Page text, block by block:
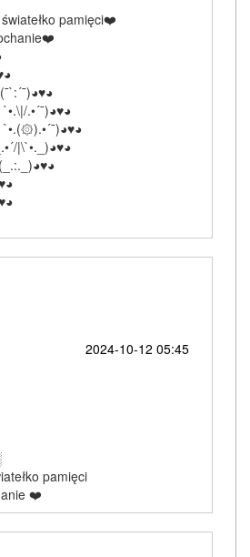
pamięci❤️
░(¯
.•´¯)◕♥◕
░░░
|\`•._)◕♥◕
2024-10-12 05:45
pamięci
❤️